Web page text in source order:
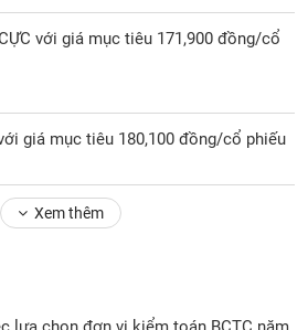
với giá mục tiêu 171,900 đồng/cổ
giá mục tiêu 180,100 đồng/cổ phiếu
Xem thêm